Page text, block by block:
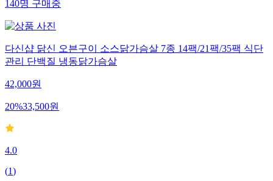
140명 구매중
다신샵 닭신 오븐구이 소스닭가슴살 7종 14팩/21팩/35팩 식단
관리 단백질 냉동닭가슴살
42,000원
20%33,500원
4.0
(1)